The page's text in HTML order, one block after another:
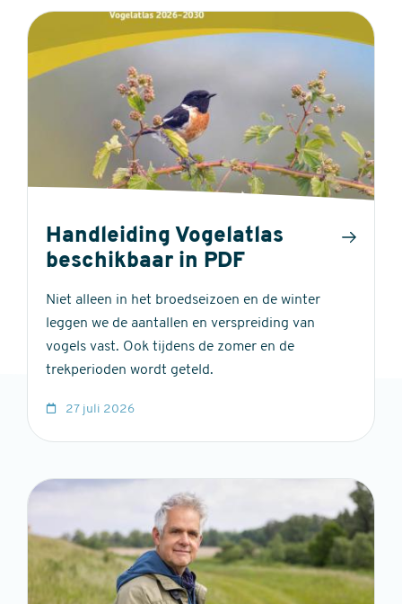
Handleiding Vogelatlas
beschikbaar in PDF
Niet alleen in het broedseizoen en de winter
leggen we de aantallen en verspreiding van
vogels vast. Ook tijdens de zomer en de
trekperioden wordt geteld.
27 juli 2026